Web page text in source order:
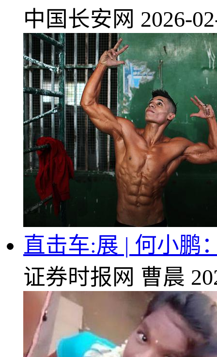
中国长安网 2026-
直击车:展 | 何小鹏
证券时报网 曹晨